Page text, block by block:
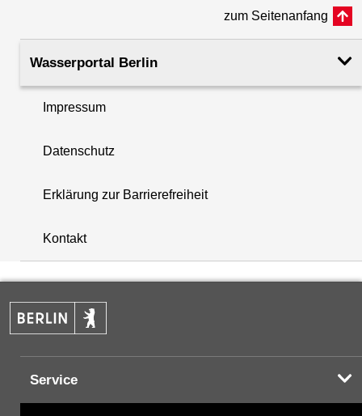
392684.19
Hochwert (UTM 33 N)
Summenparameter
Vor-Ort-Parameter
+
−
zum Seitenanfang
Wasserportal Berlin
Impressum
Datenschutz
Erklärung zur Barrierefreiheit
Kontakt
Service